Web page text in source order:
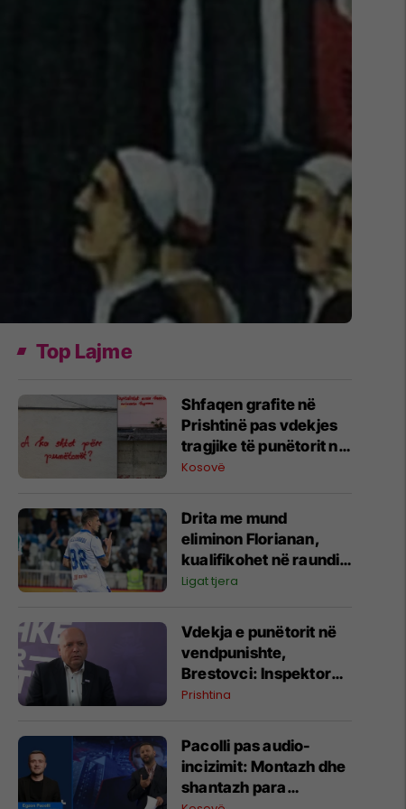
Top Lajme
Shfaqen grafite në
Prishtinë pas vdekjes
tragjike të punëtorit në
vendpunishte
Kosovë
Drita me mund
eliminon Florianan,
kualifikohet në raundin
tjetër
Ligat tjera
Vdekja e punëtorit në
vendpunishte,
Brestovci: Inspektorati
i Kryeqytetit nuk është
kontrollin teknik të
vinçit
Prishtina
Pacolli pas audio-
incizimit: Montazh dhe
shantazh para